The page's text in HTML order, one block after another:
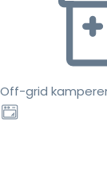
Off-grid